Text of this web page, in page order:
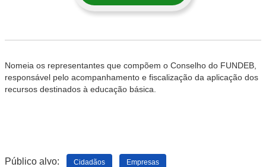
Nomeia os representantes que compõem o Conselho do FUNDEB,
responsável pelo acompanhamento e fiscalização da aplicação dos
recursos destinados à educação básica.
Público alvo: Cidadãos Empresas